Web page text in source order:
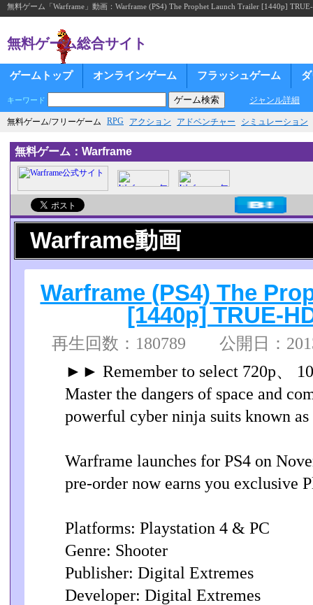
無料ゲーム「Warframe」動画：Warframe (PS4) The Prophet Launch Trailer [1440p]
無料ゲーム総合サイト
ゲームトップ オンラインゲーム フラッシュゲーム
キーワード ジャンル詳細
無料ゲーム/フリーゲーム RPG アクション アドベンチャー シミュレーション
無料ゲーム：Warframe
Warframe動画
Warframe (PS4) The
[1440p] TRUE-
再生回数：180789 公開日：
►► Remember to select 720p、
Master the dangers of space and
powerful cyber ninja suits known as
Warframe launches for PS4 on
pre-order now earns you exclusive
Platforms: Playstation 4 & PC
Genre: Shooter
Publisher: Digital Extremes
Developer: Digital Extremes